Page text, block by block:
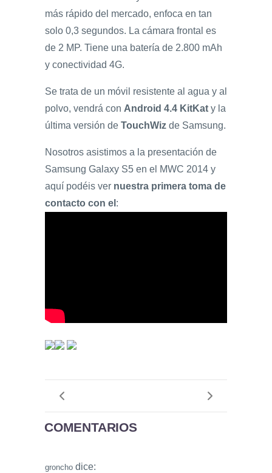
más rápido del mercado, enfoca en tan
solo 0,3 segundos. La cámara frontal es
de 2 MP. Tiene una batería de 2.800 mAh
y conectividad 4G.
Se trata de un móvil resistente al agua y al
polvo, vendrá con Android 4.4 KitKat y la
última versión de TouchWiz de Samsung.
Nosotros asistimos a la presentación de
Samsung Galaxy S5 en el MWC 2014 y
aquí podéis ver nuestra primera toma de
contacto con el :
COMENTARIOS
groncho dice: